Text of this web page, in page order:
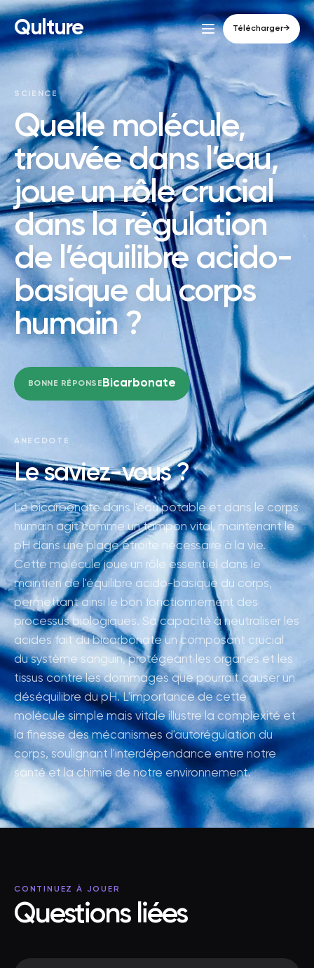
Qulture Télécharger→
SCIENCE
Quelle molécule,
trouvée dans l’eau,
joue un rôle crucial
dans la régulation
de l’équilibre acido-
basique du corps
humain ?
BONNE RÉPONSE Bicarbonate
ANECDOTE
Le saviez-vous ?
Le bicarbonate dans l'eau potable et dans le corps
humain agit comme un tampon vital, maintenant le
pH dans une plage étroite nécessaire à la vie.
Cette molécule joue un rôle essentiel dans le
maintien de l'équilibre acido-basique du corps,
permettant ainsi le bon fonctionnement des
processus biologiques. Sa capacité à neutraliser les
acides fait du bicarbonate un composant crucial
du système sanguin, protégeant les organes et les
tissus contre les dommages que pourrait causer un
déséquilibre du pH. L'importance de cette
molécule simple mais vitale illustre la complexité et
la finesse des mécanismes d'autorégulation du
corps, soulignant l'interdépendance entre notre
santé et la chimie de notre environnement.
CONTINUEZ À JOUER
Questions liées